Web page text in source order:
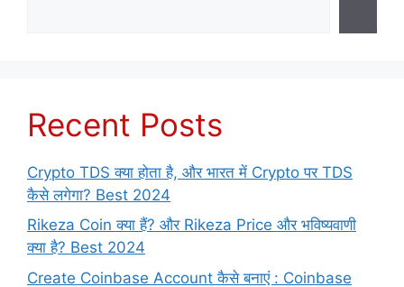
Recent Posts
Crypto TDS क्या होता है, और भारत में Crypto पर TDS
कैसे लगेगा? Best 2024
Rikeza Coin क्या हैं? और Rikeza Price और भविष्यवाणी
क्या है? Best 2024
Create Coinbase Account कैसे बनाएं : Coinbase